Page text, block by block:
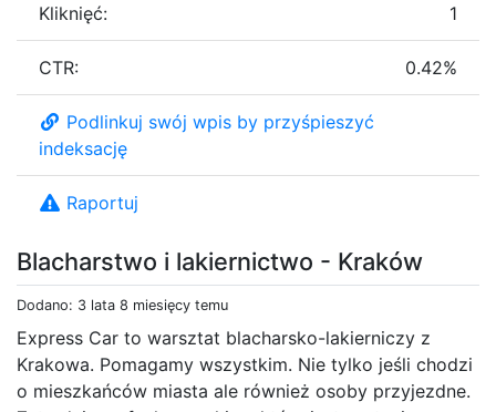
Blacharstwo i lakiernictwo - Kraków
Dodano: 3 lata 8 miesięcy temu
Express Car to warsztat blacharsko-lakierniczy z
Krakowa. Pomagamy wszystkim. Nie tylko jeśli chodzi
o mieszkańców miasta ale również osoby przyjezdne.
Kliknięć: 1
CTR: 0.42%
Podlinkuj swój wpis by przyśpieszyć
indeksację
Raportuj